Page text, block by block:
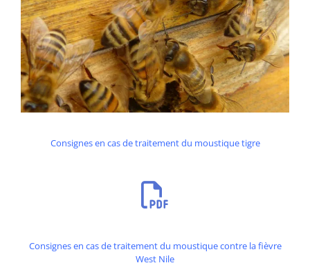
Consignes en cas de traitement du moustique tigre
Consignes en cas de traitement du moustique contre la fièvre
West Nile